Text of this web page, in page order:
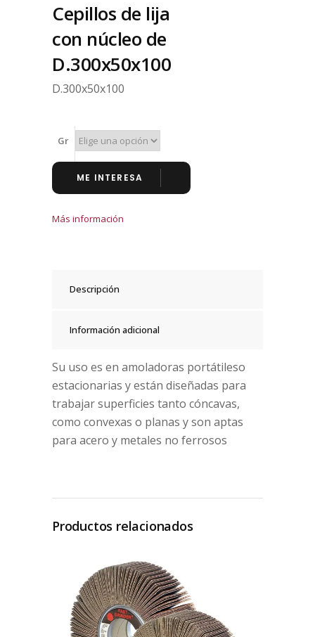
Cepillos de lija
con núcleo de
D.300x50x100
D.300x50x100
Gr
ME INTERESA
Más información
Descripción
Información adicional
Su uso es en amoladoras portátileso
estacionarias y están diseñadas para
trabajar superficies tanto cóncavas,
como convexas o planas y son aptas
para acero y metales no ferrosos
Productos relacionados